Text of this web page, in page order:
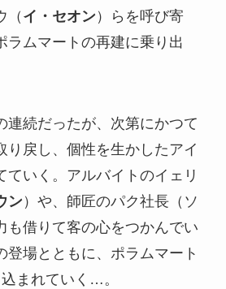
（ イ・セオン）らを呼び寄
ラムマートの再建に乗り出
連続だったが、次第にかつて
り戻し、個性を生かしたアイ
ていく。アルバイトのイェリ
ン）や、師匠のパク社長（ソ
も借りて客の心をつかんでい
登場とともに、ポラムマート
まれていく…。